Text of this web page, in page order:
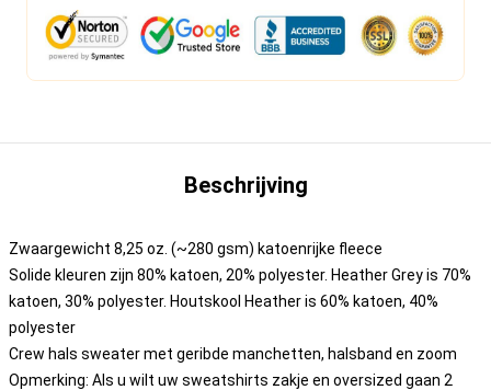
Beschrijving
Zwaargewicht 8,25 oz. (~280 gsm) katoenrijke fleece
Solide kleuren zijn 80% katoen, 20% polyester. Heather Grey is 70%
katoen, 30% polyester. Houtskool Heather is 60% katoen, 40%
polyester
Crew hals sweater met geribde manchetten, halsband en zoom
Opmerking: Als u wilt uw sweatshirts zakje en oversized gaan 2